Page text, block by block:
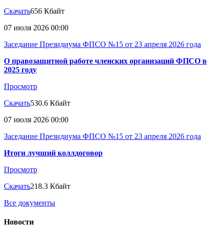
Скачать656 Кбайт
07 июля 2026 00:00
Заседание Президиума ФПСО №15 от 23 апреля 2026 года
О правозащитной работе членских организаций ФПСО в
2025 году
Просмотр
Скачать530.6 Кбайт
07 июля 2026 00:00
Заседание Президиума ФПСО №15 от 23 апреля 2026 года
Итоги лучший коллдоговор
Просмотр
Скачать218.3 Кбайт
Все документы
Новости